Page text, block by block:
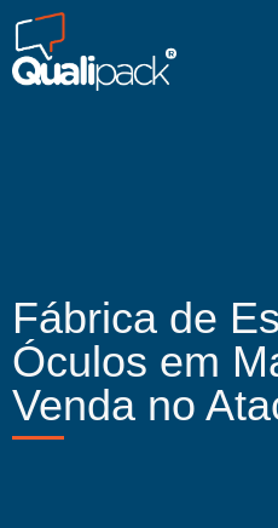
Fábrica de
Óculos em
Venda no